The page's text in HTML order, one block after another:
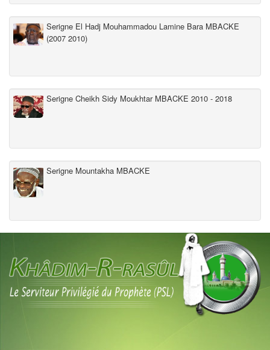
Serigne El Hadj Mouhammadou Lamine Bara MBACKE
(2007 2010)
Serigne Cheikh Sidy Moukhtar MBACKE 2010 - 2018
Serigne Mountakha MBACKE